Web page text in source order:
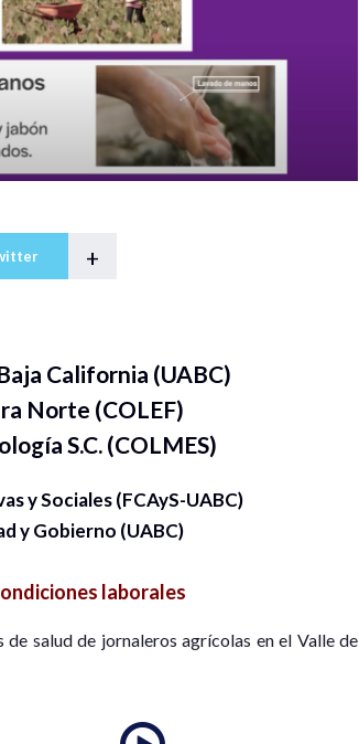
+
California (UABC)
Norte (COLEF)
S.C. (COLMES)
y Sociales (FCAyS-UABC)
y Gobierno (UABC)
laborales
salud de jornaleros agrícolas en el Valle de